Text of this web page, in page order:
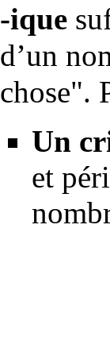
-ique
d’un
chose".
Un
et